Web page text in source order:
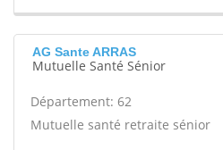
AG Sante ARRAS
Mutuelle Santé Sénior
Département: 62
Mutuelle santé retraite sénior